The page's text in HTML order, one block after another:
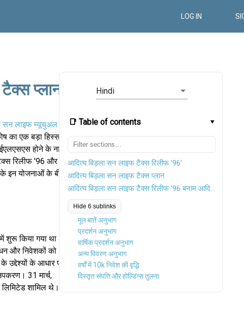
LOG IN
Hindi
📑 Table of contents
आदित्य बिड़ला सन लाइफ टैक्स रिलीफ '96'
आदित्य बिड़ला सन लाइफ टैक्स प्लान
आदित्य बिड़ला सन लाइफ टैक्स रिलीफ '96 बनाम आदित्य बिड़ला सन लाइफ टैक्स प्लान
Hide 6 sublinks
मूल बातें अनुभाग
प्रदर्शन अनुभाग
वार्षिक प्रदर्शन अनुभाग
अन्य विवरण अनुभाग
वर्षों में 10k निवेश की वृद्धि
विस्तृत संपत्ति और होल्डिंग्स तुलना
प्लान
सन लाइफ म्यूचुअल
का एक बड़ा हिस्सा
होने के नाते,
रिलीफ '96 और
इन योजनाओं के बीच
किया गया था।
और निवेशकों को
के आधार पर,
31 मार्च,
शामिल थे।